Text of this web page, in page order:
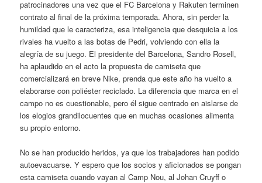
patrocinadores una vez que el FC Barcelona y Rakuten terminen
contrato al final de la próxima temporada. Ahora, sin perder la
humildad que le caracteriza, esa inteligencia que desquicia a los
rivales ha vuelto a las botas de Pedri, volviendo con ella la
alegría de su juego. El presidente del Barcelona, Sandro Rosell,
ha aplaudido en el acto la propuesta de camiseta que
comercializará en breve Nike, prenda que este año ha vuelto a
elaborarse con poliéster reciclado. La diferencia que marca en el
campo no es cuestionable, pero él sigue centrado en aislarse de
los elogios grandilocuentes que en muchas ocasiones alimenta
su propio entorno.
No se han producido heridos, ya que los trabajadores han podido
autoevacuarse. Y espero que los socios y aficionados se pongan
esta camiseta cuando vayan al Camp Nou, al Johan Cruyff o